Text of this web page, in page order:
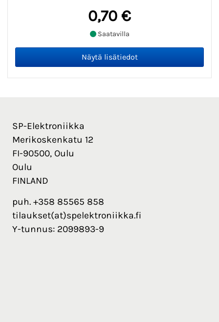
0,70 €
Saatavilla
SP-Elektroniikka
Merikoskenkatu 12
FI-90500, Oulu
Oulu
FINLAND
puh. +358 85565 858
tilaukset(at)spelektroniikka.fi
Y-tunnus: 2099893-9